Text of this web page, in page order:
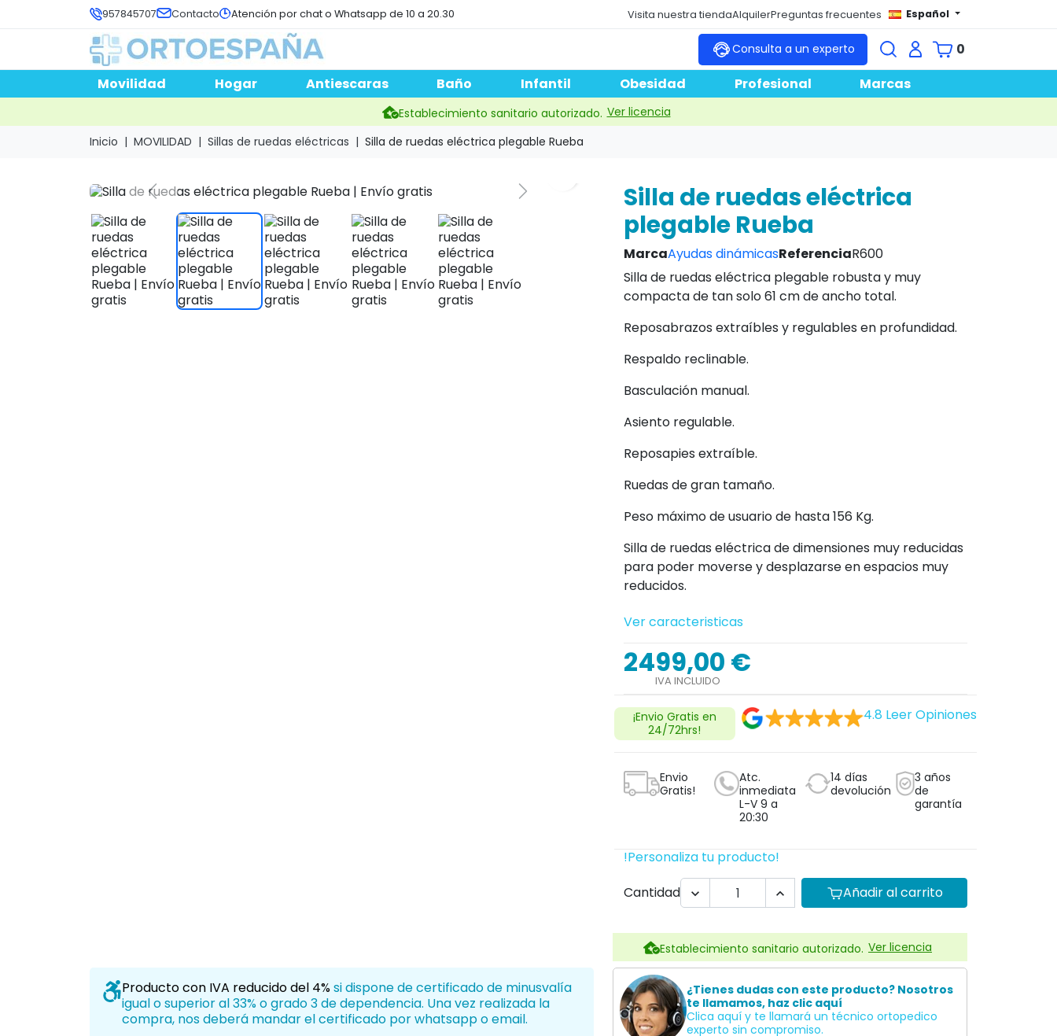
957845707 Contacto Atención por chat o Whatsapp de 10 a 20.30 Visita nuestra tiendaAlquilerPreguntas frecuentes Español
Consulta a un experto
0
Movilidad
Hogar Antiescaras Baño Infantil Obesidad Profesional Marcas
Establecimiento sanitario autorizado. Ver licencia
Inicio
MOVILIDAD Sillas de ruedas eléctricas Silla de ruedas eléctrica plegable Rueba
Previous Next
Silla de ruedas eléctrica
plegable Rueba
MarcaAyudas dinámicasReferenciaR600
Silla de ruedas eléctrica plegable robusta y muy
compacta de tan solo 61 cm de ancho total.
Reposabrazos extraíbles y regulables en profundidad.
Respaldo reclinable.
Basculación manual.
Asiento regulable.
Reposapies extraíble.
Ruedas de gran tamaño.
Peso máximo de usuario de hasta 156 Kg.
Silla de ruedas eléctrica de dimensiones muy reducidas
para poder moverse y desplazarse en espacios muy
reducidos.
Ver caracteristicas
2499,00 €
IVA INCLUIDO
¡Envio Gratis en
24/72hrs!
4.8 Leer Opiniones
Envio
Gratis!
Atc.
inmediata
L-V 9 a
20:30
14 días
devolución
3 años
de
garantía
!Personaliza tu producto!
Cantidad
  Añadir al carrito
Establecimiento sanitario autorizado. Ver licencia
Producto con IVA reducido del 4%si dispone de certificado de minusvalía
igual o superior al 33% o grado 3 de dependencia. Una vez realizada la
compra, nos deberá mandar el certificado por whatsapp o email.
¿Tienes dudas con este producto? Nosotros
te llamamos, haz clic aquí
Clica aquí y te llamará un técnico ortopedico
experto sin compromiso.